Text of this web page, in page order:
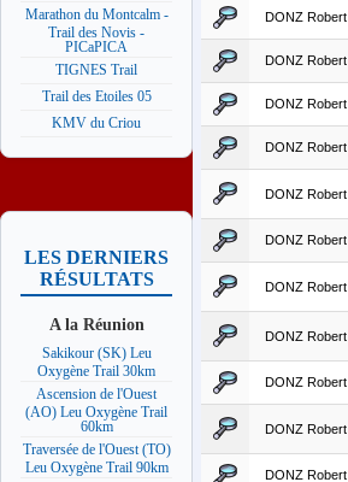
Marathon du Montcalm -
Trail des Novis -
PICaPICA
TIGNES Trail
Trail des Etoiles 05
KMV du Criou
LES DERNIERS
RÉSULTATS
A la Réunion
Sakikour (SK) Leu
Oxygène Trail 30km
Ascension de l'Ouest
(AO) Leu Oxygène Trail
60km
Traversée de l'Ouest (TO)
Leu Oxygène Trail 90km
DONZ Robert
DONZ Robert
DONZ Robert
DONZ Robert
DONZ Robert
DONZ Robert
DONZ Robert
DONZ Robert
DONZ Robert
DONZ Robert
DONZ Robert